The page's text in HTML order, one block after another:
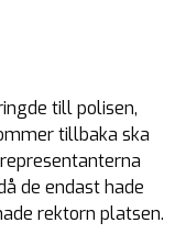
till polisen,
tillbaka ska
de endast hade
rektorn platsen.